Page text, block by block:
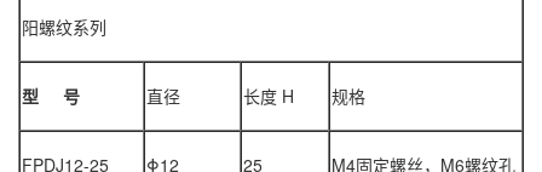
阳螺纹系列
型 号 直径 长度 H 规格
FPDJ12-25 Φ12 25 M4固定螺丝， M6螺纹孔